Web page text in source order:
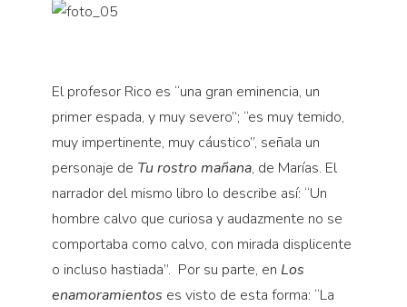
El profesor Rico es “una gran eminencia, un
primer espada, y muy severo”; “es muy temido,
muy impertinente, muy cáustico”, señala un
personaje de Tu rostro mañana, de Marías. El
narrador del mismo libro lo describe así: “Un
hombre calvo que curiosa y audazmente no se
comportaba como calvo, con mirada displicente
o incluso hastiada”. Por su parte, en Los
enamoramientos es visto de esta forma: “La